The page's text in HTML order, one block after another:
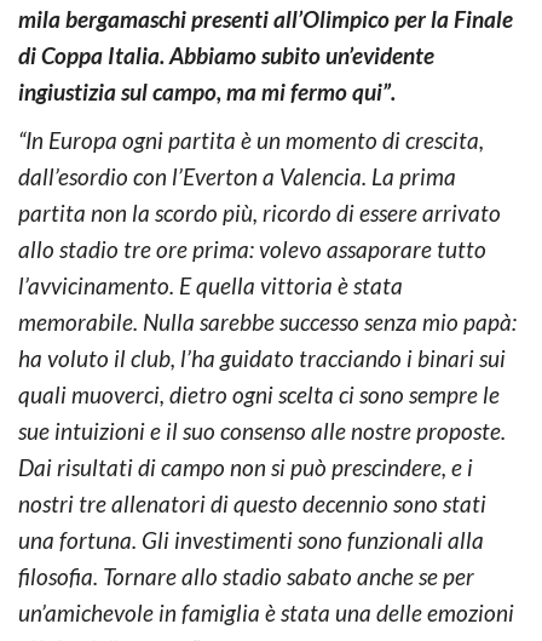
mila bergamaschi presenti all’Olimpico per la Finale
di Coppa Italia. Abbiamo subito un’evidente
ingiustizia sul campo, ma mi fermo qui”.
“In Europa ogni partita è un momento di crescita,
dall’esordio con l’Everton a Valencia. La prima
partita non la scordo più, ricordo di essere arrivato
allo stadio tre ore prima: volevo assaporare tutto
l’avvicinamento. E quella vittoria è stata
memorabile. Nulla sarebbe successo senza mio papà:
ha voluto il club, l’ha guidato tracciando i binari sui
quali muoverci, dietro ogni scelta ci sono sempre le
sue intuizioni e il suo consenso alle nostre proposte.
Dai risultati di campo non si può prescindere, e i
nostri tre allenatori di questo decennio sono stati
una fortuna. Gli investimenti sono funzionali alla
filosofia. Tornare allo stadio sabato anche se per
un’amichevole in famiglia è stata una delle emozioni